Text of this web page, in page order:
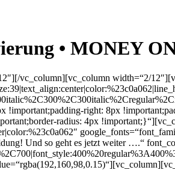
• MONEY
vc_column][vc_column width=“2/
!important;padding-right: 8px
radius: 4px
Und so geht es jetzt weiter ….“